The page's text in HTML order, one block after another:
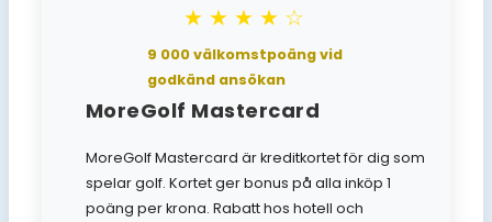
★★★★☆
9 000 välkomstpoäng vid
godkänd ansökan
MoreGolf Mastercard
MoreGolf Mastercard är kreditkortet för dig som
spelar golf. Kortet ger bonus på alla inköp 1
poäng per krona. Rabatt hos hotell och